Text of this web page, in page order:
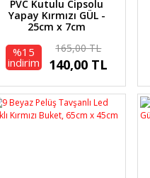
PVC Kutulu Cipsolu
Yapay Kırmızı GÜL -
25cm x 7cm
%15
indirim
165,00 TL
140,00 TL